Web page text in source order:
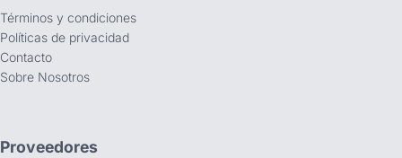
Términos y condiciones
Políticas de privacidad
Contacto
Sobre Nosotros
Proveedores